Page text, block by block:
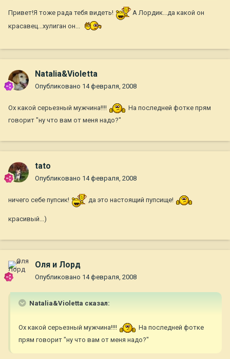
Привет!Я тоже рада тебя видеть!
А Лордик...да какой он
красавец...хулиган он...
Natalia&Violetta
Опубликовано 14 февраля, 2008
Ох какой серьезный мужчина!!!!
На последней фотке прям
говорит "ну что вам от меня надо?"
tato
Опубликовано 14 февраля, 2008
ничего себе пупсик! да это настоящий пупсище!
красивый...)
Оля и Лорд
Опубликовано 14 февраля, 2008
Natalia&Violetta сказал:
Ох какой серьезный мужчина!!!!
На последней фотке
прям говорит "ну что вам от меня надо?"